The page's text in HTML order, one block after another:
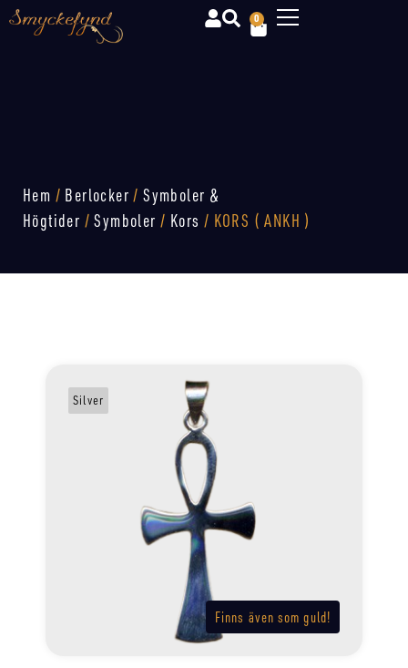
0
Hem / Berlocker /Symboler &
Högtider /Symboler / Kors / KORS ( ANKH )
Finns även som guld!
Silver